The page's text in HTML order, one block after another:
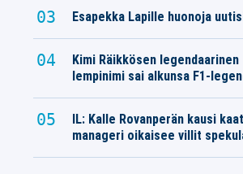
Esapekka Lapille huonoja
Kimi Räikkösen legendaarinen
lempinimi sai alkunsa F1-
IL: Kalle Rovanperän kausi
manageri oikaisee villit